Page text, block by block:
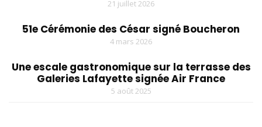
21 juillet 2026
51e Cérémonie des César signé Boucheron
4 mars 2026
Une escale gastronomique sur la terrasse des
Galeries Lafayette signée Air France
5 août 2025